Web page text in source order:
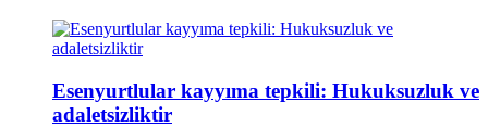
Esenyurtlular kayyıma tepkili: Hukuksuzluk ve
adaletsizliktir